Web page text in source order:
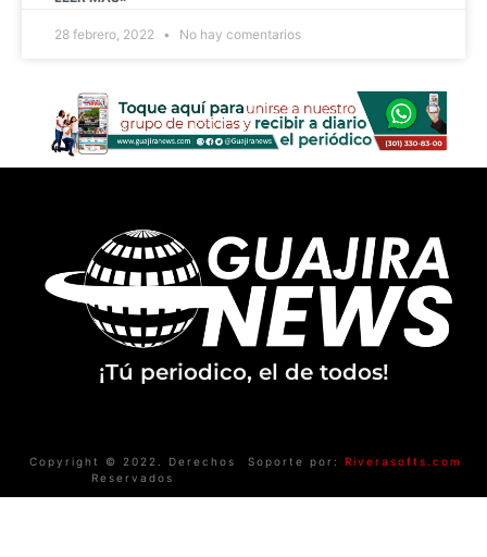
28 febrero, 2022 No hay comentarios
¡Tú periodico, el de todos!
Copyright © 2022. Derechos
Reservados
Soporte por: Riverasofts.com